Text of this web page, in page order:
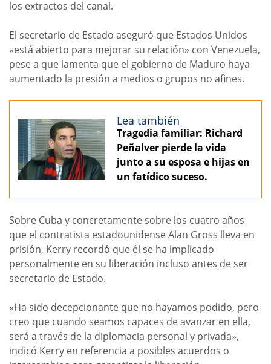
los extractos del canal.
El secretario de Estado aseguró que Estados Unidos
«está abierto para mejorar su relación» con Venezuela,
pese a que lamenta que el gobierno de Maduro haya
aumentado la presión a medios o grupos no afines.
Lea también
Tragedia familiar: Richard
Peñalver pierde la vida
junto a su esposa e hijas en
un fatídico suceso.
Sobre Cuba y concretamente sobre los cuatro años
que el contratista estadounidense Alan Gross lleva en
prisión, Kerry recordó que él se ha implicado
personalmente en su liberación incluso antes de ser
secretario de Estado.
«Ha sido decepcionante que no hayamos podido, pero
creo que cuando seamos capaces de avanzar en ella,
será a través de la diplomacia personal y privada»,
indicó Kerry en referencia a posibles acuerdos o